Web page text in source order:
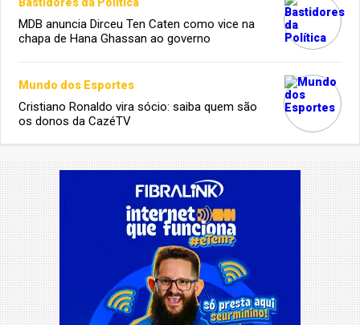
MDB anuncia Dirceu Ten Caten como vice na
chapa de Hana Ghassan ao governo
Mundo dos Esportes
Cristiano Ronaldo vira sócio: saiba quem são
os donos da CazéTV